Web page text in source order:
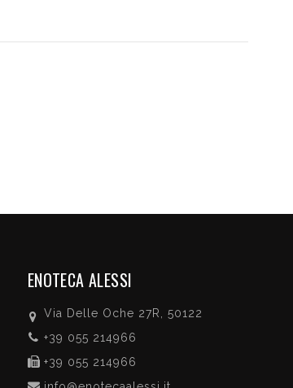
ENOTECA ALESSI
Via Delle Oche 27R, 50122
+39 055 214966
+39 055 214966